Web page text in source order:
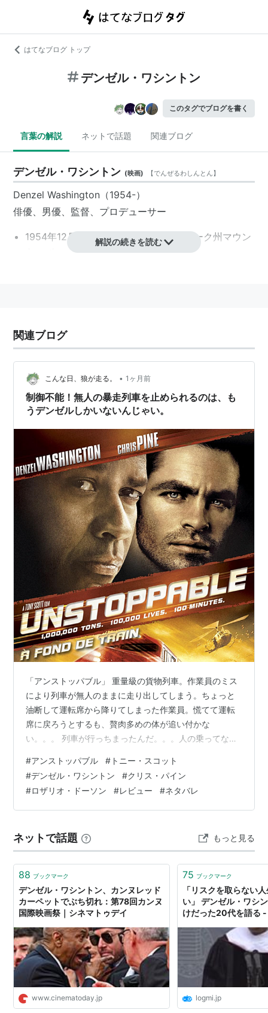
はてなブログ トップ
デンゼル・ワシントン
このタグでブログを書く
言葉の解説 ネットで話題 関連ブログ
デンゼル・ワシントン (映画) 【でんぜるわしんとん】
Denzel Washington（1954-）
俳優、男優、監督、プロデューサー
1954年12月28日、アメリカ／ニューヨーク州マウン
ト・バーノン生まれ
ポーレッタ・ワシントン
イコライザー2（2018） 製作、出演
マグニフィセント・セブン（2016） 出演
フェンス（2016）＜未＞ 製作、監督、出演
イコライザー（2014） 製作、出演
2ガンズ（2013） 出演
フライト （2012） 出演
デンジャラス・ラン（2012） 出演、製作総指揮
ザ・ウォーカー（2010） 出演、製作
アンストッパブル（2010） 出演
サブウェイ123 激突（2009） 出演
アメリカン・ギャングスター（2007） 出演
インサイド・マン（2006） 出演
デジャヴ（2006） 出演
マイ・ボディガード（2004） 出演
クライシス・オブ・アメリカ（2004） 出演
タイムリミット（2003） 出演
きみの帰る場所／アントワン・フィッシャー
（2002） 監督、出演、製作
トレーニング デイ
（2001） 出演
タイタンズを忘れない （2000） 出演
ボーン・コレクター （1999） 出演
ザ・ハリケーン（1999） 出演
ラストゲーム（1998） 出演
マーシャル・ロー（1998） 出演
戦火の勇気（1996） 出演
クリムゾン・タイド
青いドレスの女（1995） 出演
バーチュオシティ （1995） 出演
から騒ぎ（1993） 出演
フィラデルフィア（1993） 出演
ペリカン文書（1993） 出演
マルコムX（1992） 出演
ミシシッピー・マサラ
（1991） 出演
解説の続きを読む
関連ブログ
こんな日、狼が走る。 • 1ヶ月前
制御不能！無人の暴走列車を止められるのは、も
うデンゼルしかいないんじゃい。
「アンストッパブル」 重量級の貨物列車。作業員のミス
により列車が無人のままに走り出してしまう。ちょっと
油断して運転席から降りてしまった作業員。慌てて運転
席に戻ろうとするも、贅肉多めの体が追い付かな
い。。。 列車が行っちまったんだ。。。人の乗ってない
中。ちょっと、早く列車止めなくちゃだよ？ ほんとにゆ
ったりしてる場合じゃなかった。弾みで運転レバーがガ
クンと動いてスピードアップ。貨物列車はずんずん進ん
で、暴走列車と化すのだった！しかも貨物は爆発物。ど
な。列車は人がいっぱいの街に向かって、もう止まらな
い…
#アンストッパブル # トニー・スコット
#デンゼル・ワシントン #クリス・パイン
#ロザリオ・ドーソン #レビュー #ネタバレ
ネットで話題 もっと見る
88 ブックマーク
デンゼル・ワシントン、カンヌレッド
カーペットでぶち切れ：第78回カンヌ
国際映画祭｜シネマトゥデイ
www.cinematoday.jp
75 ブックマーク
「リスクを取らない
い」 デンゼル・ワシ
けだった20代を語る
logmi.jp